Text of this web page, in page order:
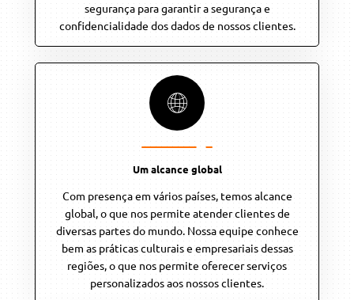
segurança para garantir a segurança e
confidencialidade dos dados de nossos clientes.
Um alcance global
Com presença em vários países, temos alcance
global, o que nos permite atender clientes de
diversas partes do mundo. Nossa equipe conhece
bem as práticas culturais e empresariais dessas
regiões, o que nos permite oferecer serviços
personalizados aos nossos clientes.